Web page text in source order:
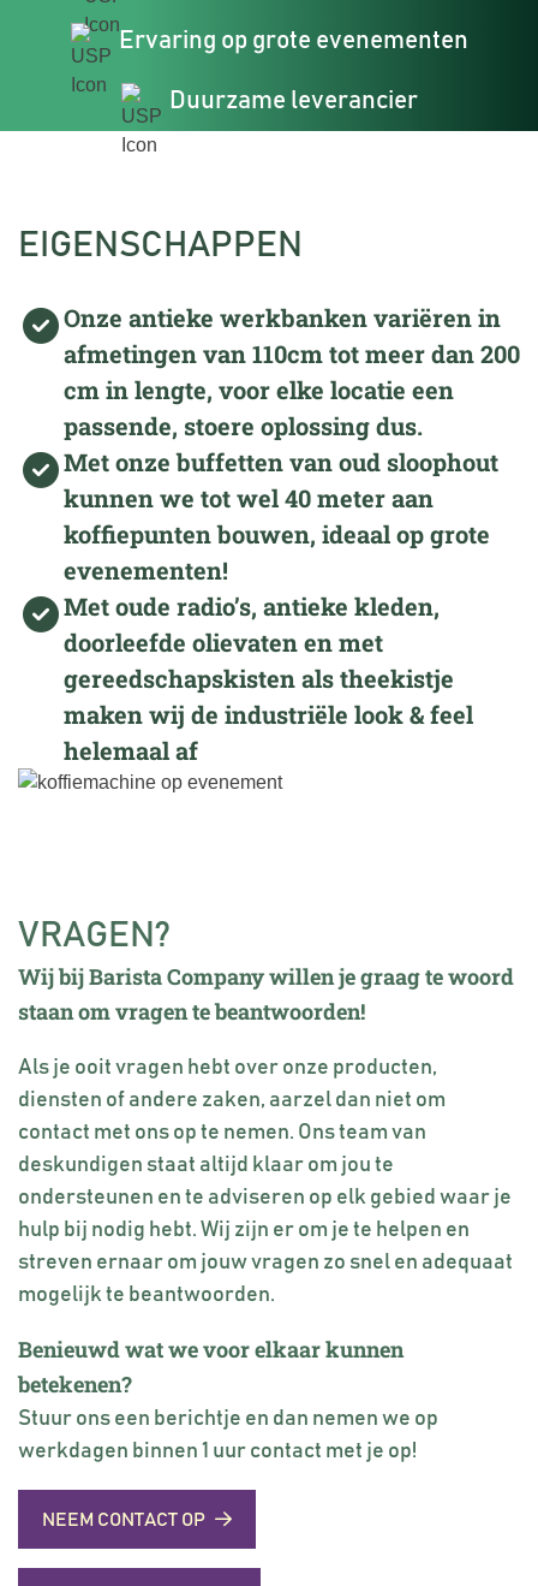
Ervaring op grote evenementen
Duurzame leverancier
EIGENSCHAPPEN
Onze antieke werkbanken variëren in
afmetingen van 110cm tot meer dan 200
cm in lengte, voor elke locatie een
passende, stoere oplossing dus.
Met onze buffetten van oud sloophout
kunnen we tot wel 40 meter aan
koffiepunten bouwen, ideaal op grote
evenementen!
Met oude radio’s, antieke kleden,
doorleefde olievaten en met
gereedschapskisten als theekistje
maken wij de industriële look & feel
helemaal af
VRAGEN?
Wij bij Barista Company willen je graag te woord
staan om vragen te beantwoorden!
Als je ooit vragen hebt over onze producten,
diensten of andere zaken, aarzel dan niet om
contact met ons op te nemen. Ons team van
deskundigen staat altijd klaar om jou te
ondersteunen en te adviseren op elk gebied waar je
hulp bij nodig hebt. Wij zijn er om je te helpen en
streven ernaar om jouw vragen zo snel en adequaat
mogelijk te beantwoorden.
Benieuwd wat we voor elkaar kunnen
betekenen?
Stuur ons een berichtje en dan nemen we op
werkdagen binnen 1 uur contact met je op!
NEEM CONTACT OP